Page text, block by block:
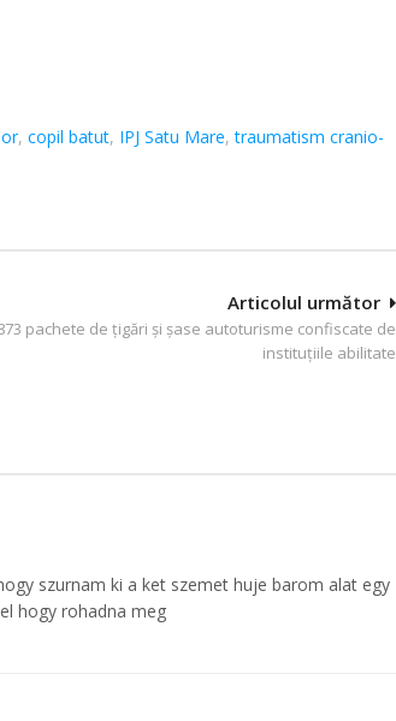
, copil batut, IPJ Satu Mare,traumatism cranio-
Articolul următor
pachete de ţigări şi şase autoturisme confiscate de
instituţiile abilitate
szurnam ki a ket szemet huje barom alat egy
hogy rohadna meg